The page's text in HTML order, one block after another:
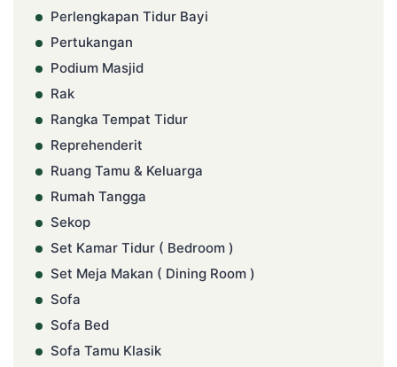
Perlengkapan Tidur Bayi
Pertukangan
Podium Masjid
Rak
Rangka Tempat Tidur
Reprehenderit
Ruang Tamu & Keluarga
Rumah Tangga
Sekop
Set Kamar Tidur ( Bedroom )
Set Meja Makan ( Dining Room )
Sofa
Sofa Bed
Sofa Tamu Klasik